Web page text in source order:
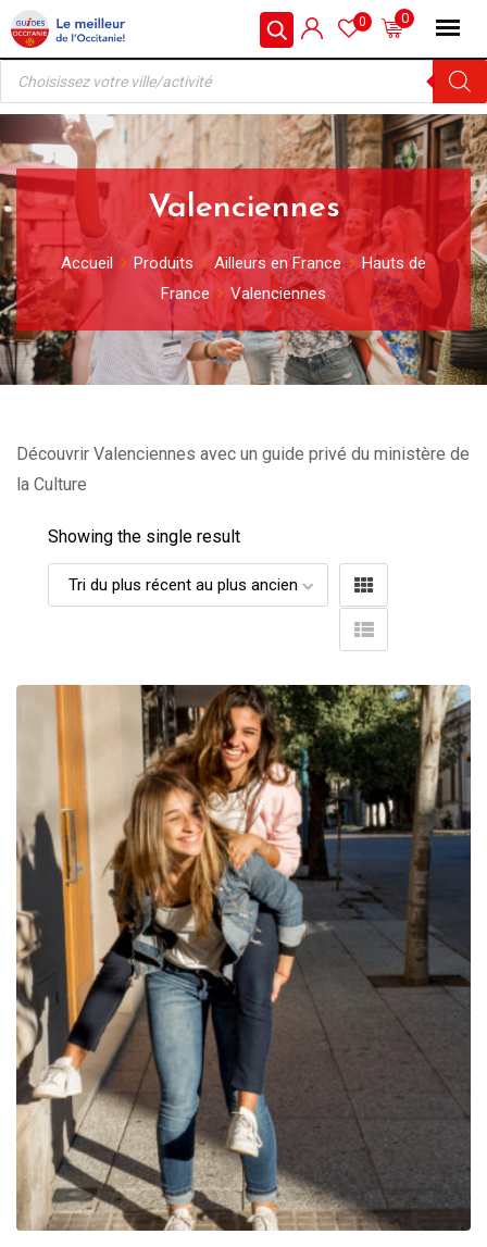
Skip
to
content
0
0
Recherche
produits
Valenciennes
Accueil Produits Ailleurs en France
Hauts de
France
Valenciennes
Découvrir Valenciennes avec un guide privé du ministère de
la Culture
Showing the single result